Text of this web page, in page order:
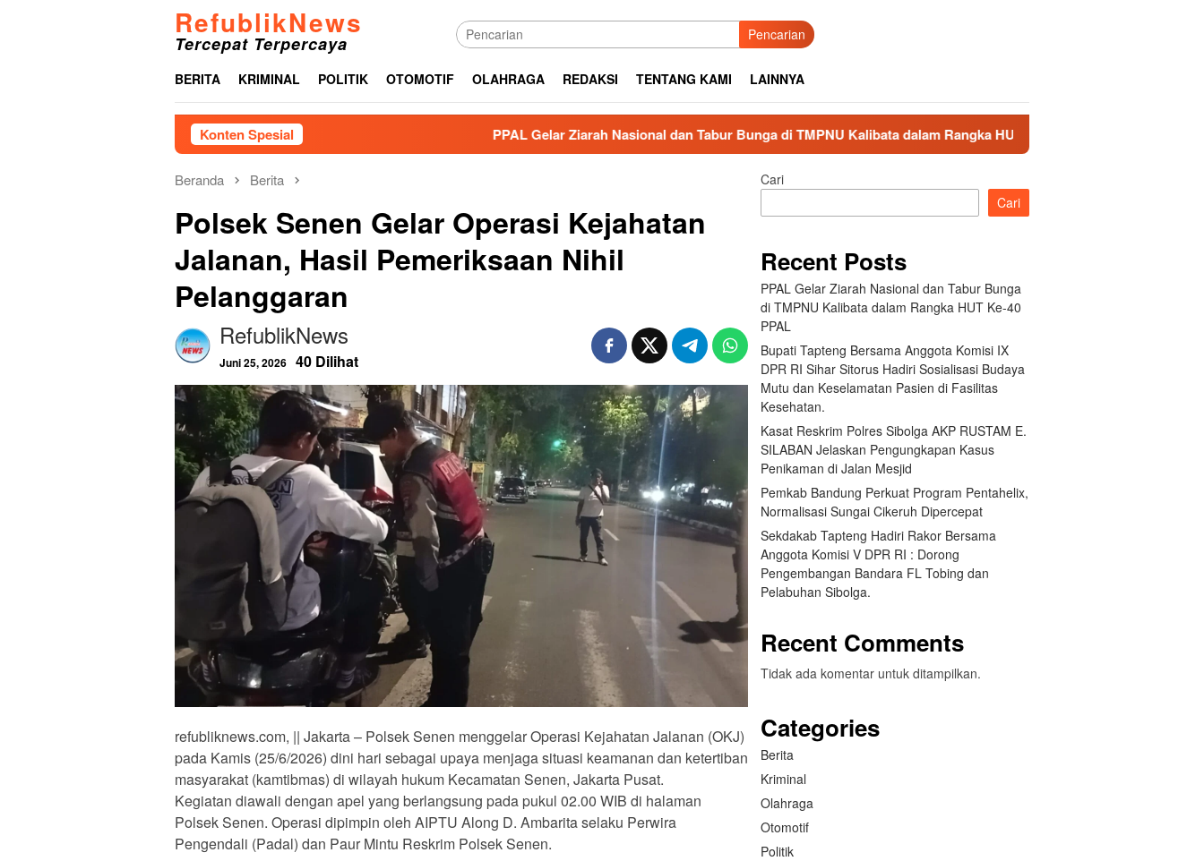
RefublikNews
Tercepat Terpercaya Pencarian
BERITA KRIMINAL POLITIK OTOMOTIF OLAHRAGA REDAKSI TENTANG KAMI LAINNYA
Konten Spesial PPAL Gelar Ziarah Nasional dan Tabur Bunga di TMPNU Kalibata dalam Rangka HUT Ke-40 PPAL
Beranda Berita
Polsek Senen Gelar Operasi Kejahatan
Jalanan, Hasil Pemeriksaan Nihil
Pelanggaran
RefublikNews
Juni 25, 2026 40 Dilihat
refubliknews.com, || Jakarta – Polsek Senen menggelar Operasi Kejahatan Jalanan (OKJ)
pada Kamis (25/6/2026) dini hari sebagai upaya menjaga situasi keamanan dan ketertiban
masyarakat (kamtibmas) di wilayah hukum Kecamatan Senen, Jakarta Pusat.
Kegiatan diawali dengan apel yang berlangsung pada pukul 02.00 WIB di halaman
Polsek Senen. Operasi dipimpin oleh AIPTU Along D. Ambarita selaku Perwira
Pengendali (Padal) dan Paur Mintu Reskrim Polsek Senen.
Cari
Cari
Recent Posts
PPAL Gelar Ziarah Nasional dan Tabur Bunga
di TMPNU Kalibata dalam Rangka HUT Ke-40
PPAL
Bupati Tapteng Bersama Anggota Komisi IX
DPR RI Sihar Sitorus Hadiri Sosialisasi Budaya
Mutu dan Keselamatan Pasien di Fasilitas
Kesehatan.
Kasat Reskrim Polres Sibolga AKP RUSTAM E.
SILABAN Jelaskan Pengungkapan Kasus
Penikaman di Jalan Mesjid
Pemkab Bandung Perkuat Program Pentahelix,
Normalisasi Sungai Cikeruh Dipercepat
Sekdakab Tapteng Hadiri Rakor Bersama
Anggota Komisi V DPR RI : Dorong
Pengembangan Bandara FL Tobing dan
Pelabuhan Sibolga.
Recent Comments
Tidak ada komentar untuk ditampilkan.
Categories
Berita
Kriminal
Olahraga
Otomotif
Politik